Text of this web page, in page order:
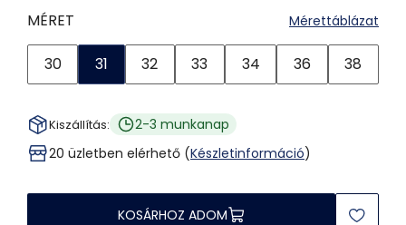
MÉRET Mérettáblázat
30 31 32 33 34 36 38
Kiszállítás:
2-3 munkanap
20 üzletben elérhető (Készletinformáció)
KOSÁRHOZ ADOM